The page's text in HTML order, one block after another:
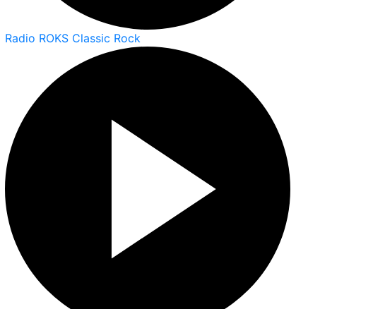
Radio ROKS Classic Rock